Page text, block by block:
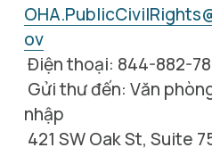
ov
Điện thoại: 844-882-
nhập
421 SW Oak St, Suite